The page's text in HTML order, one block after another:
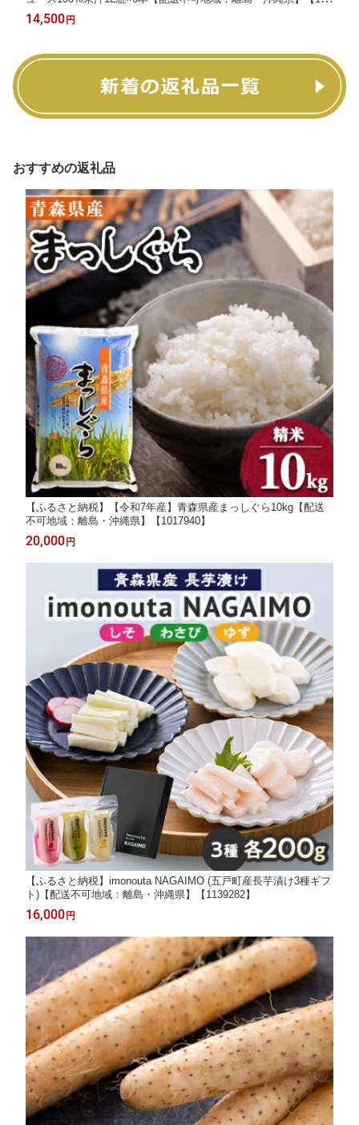
6855】
14,500 円
おすすめの返礼品
【ふるさと納税】【令和7年産】青森県産まっしぐら10kg【配送
不可地域：離島・沖縄県】【1017940】
20,000 円
【ふるさと納税】imonouta NAGAIMO (五戸町産長芋漬け3種ギフ
ト)【配送不可地域：離島・沖縄県】【1139282】
16,000 円